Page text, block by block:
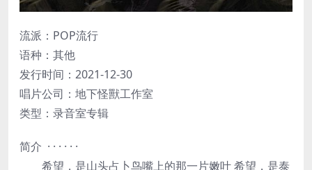
流派：POP流行
语种：其他
发行时间：2021-12-30
唱片公司：地下怪獸工作室
类型：录音室专辑
简介 · · · · · ·
希望，是山头占卜鸟嘴上的那一片嫩叶 希望，是泰